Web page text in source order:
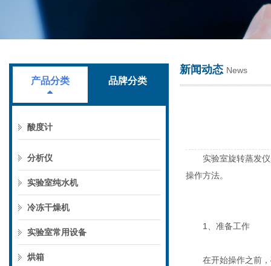
上海叶拓科技有限公司
产品分类 品牌分类
酸度计
分析仪
实验室纯水机
冷冻干燥机
实验室常用设备
烘箱
新闻动态 News
实验室旋转蒸发仪
操作方法。
1、准备工作
在开始操作之前，